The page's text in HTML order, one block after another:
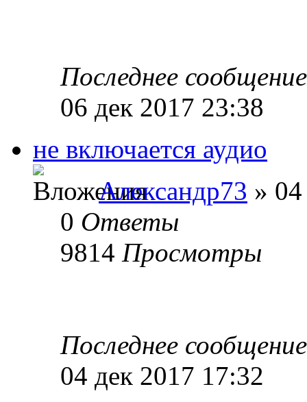
Последнее
06 дек 2017 23:38
не включается аудио
Александр73 »
0 Ответы
9814 Просмотры
Последнее
04 дек 2017 17:32